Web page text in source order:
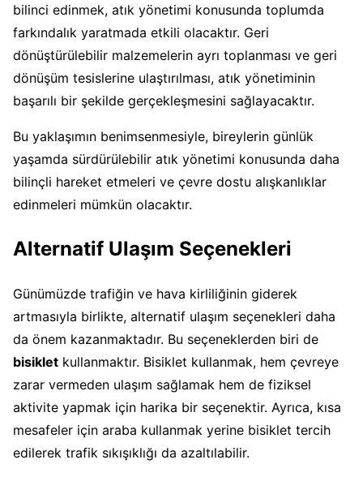
bilinci edinmek, atık yönetimi konusunda toplumda
farkındalık yaratmada etkili olacaktır. Geri
dönüştürülebilir malzemelerin ayrı toplanması ve geri
dönüşüm tesislerine ulaştırılması, atık yönetiminin
başarılı bir şekilde gerçekleşmesini sağlayacaktır.
Bu yaklaşımın benimsenmesiyle, bireylerin günlük
yaşamda sürdürülebilir atık yönetimi konusunda daha
bilinçli hareket etmeleri ve çevre dostu alışkanlıklar
edinmeleri mümkün olacaktır.
Alternatif Ulaşım Seçenekleri
Günümüzde trafiğin ve hava kirliliğinin giderek
artmasıyla birlikte, alternatif ulaşım seçenekleri daha
da önem kazanmaktadır. Bu seçeneklerden biri de
bisiklet kullanmaktır. Bisiklet kullanmak, hem çevreye
zarar vermeden ulaşım sağlamak hem de fiziksel
aktivite yapmak için harika bir seçenektir. Ayrıca, kısa
mesafeler için araba kullanmak yerine bisiklet tercih
edilerek trafik sıkışıklığı da azaltılabilir.